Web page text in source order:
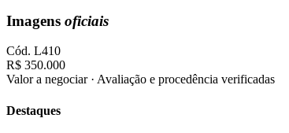
Imagens oficiais
Cód. L410
R$ 350.000
Valor a negociar · Avaliação e procedência verificadas
Destaques